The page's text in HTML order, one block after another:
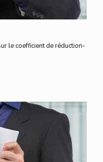
le coefficient de réduction-